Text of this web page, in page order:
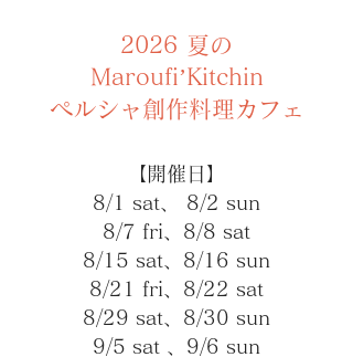
​2026 夏の
Maroufi’Kitchin
ペルシャ創作料理カフェ
【開催日】
8/1 sat、 8/2 sun
8/7 fri、8/8 sat
8/15 sat、8/16 sun
8/21 fri、8/22 sat
8/29 sat、8/30 sun
9/5 sat 、9/6 sun